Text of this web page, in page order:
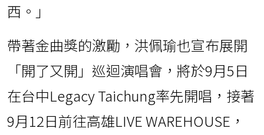
西。」
帶著金曲獎的激勵，洪佩瑜也宣布展開
「開了又開」巡迴演唱會，將於9月5日
在台中Legacy Taichung率先開唱，接著
9月12日前往高雄LIVE WAREHOUSE，